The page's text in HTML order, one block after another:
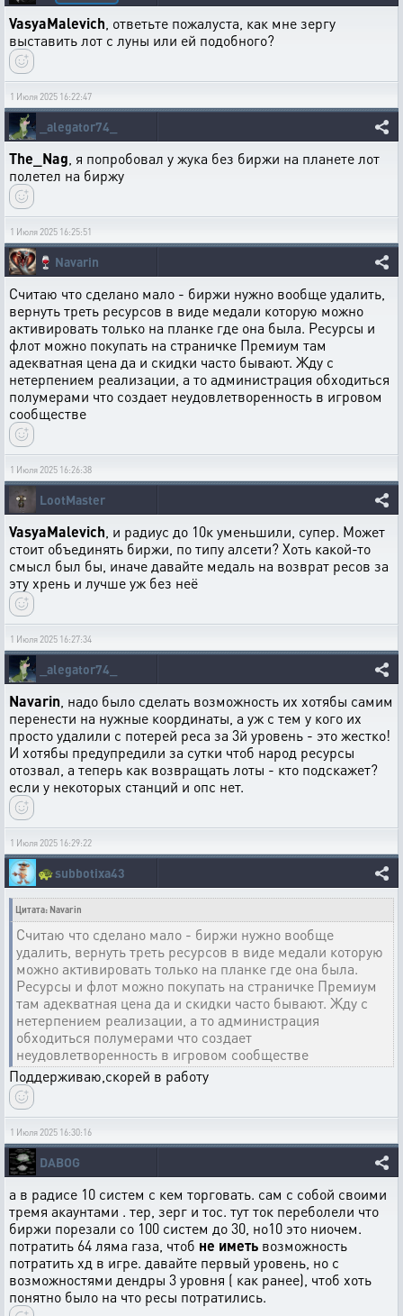
VasyaMalevich , ответьте пожалуста, как мне зергу
выставить лот с луны или ей подобного?
1 Июля 2025 16:22:47
_alegator74_
The_Nag , я попробовал у жука без биржи на планете лот
полетел на биржу
1 Июля 2025 16:25:51
🍷 Navarin
Считаю что сделано мало - биржи нужно вообще удалить,
вернуть треть ресурсов в виде медали которую можно
активировать только на планке где она была. Ресурсы и
флот можно покупать на страничке Премиум там
адекватная цена да и скидки часто бывают. Жду с
нетерпением реализации, а то администрация обходиться
полумерами что создает неудовлетворенность в игровом
сообществе
1 Июля 2025 16:26:38
LootMaster
VasyaMalevich , и радиус до 10к уменьшили, супер. Может
стоит объединять биржи, по типу алсети? Хоть какой-то
смысл был бы, иначе давайте медаль на возврат ресов за
эту хрень и лучше уж без неё
1 Июля 2025 16:27:34
_alegator74_
Navarin , надо было сделать возможность их хотябы самим
перенести на нужные координаты, а уж с тем у кого их
просто удалили с потерей реса за 3й уровень - это жестко!
И хотябы предупредили за сутки чтоб народ ресурсы
отозвал, а теперь как возвращать лоты - кто подскажет?
если у некоторых станций и опс нет.
1 Июля 2025 16:29:22
🐢subbotixa43
Цитата: Navarin
Считаю что сделано мало - биржи нужно вообще
удалить, вернуть треть ресурсов в виде медали которую
можно активировать только на планке где она была.
Ресурсы и флот можно покупать на страничке Премиум
там адекватная цена да и скидки часто бывают. Жду с
нетерпением реализации, а то администрация
обходиться полумерами что создает
неудовлетворенность в игровом сообществе
Поддерживаю,скорей в работу
1 Июля 2025 16:30:16
DABOG
а в радисе 10 систем с кем торговать. сам с собой своими
тремя акаунтами . тер, зерг и тос. тут ток переболели что
биржи порезали со 100 систем до 30, но10 это ниочем.
потратить 64 ляма газа, чтоб не иметь возможность
потратить хд в игре. давайте первый уровень, но с
возможностями дендры 3 уровня ( как ранее), чтоб хоть
понятно было на что ресы потратились.